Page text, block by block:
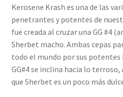
Kerosene Krash es una de las
penetrantes y potentes de
fue creada al cruzar una GG #4
Sherbet macho. Ambas cepas
todo el mundo por sus
GG#4 se inclina hacia lo
que Sherbet es un poco más